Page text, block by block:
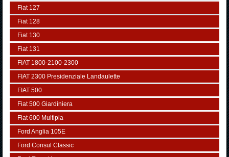
Fiat 127
Fiat 128
Fiat 130
Fiat 131
FIAT 1800-2100-2300
FIAT 2300 Presidenziale Landaulette
FIAT 500
Fiat 500 Giardiniera
Fiat 600 Multipla
Ford Anglia 105E
Ford Consul Classic